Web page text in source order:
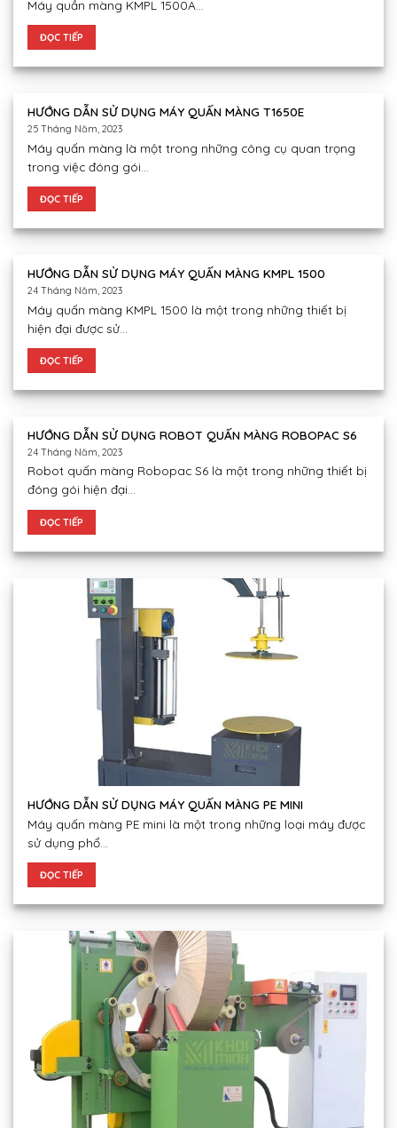
Máy quần màng KMPL 1500A...
ĐỌC TIẾP
HƯỚNG DẪN SỬ DỤNG MÁY QUẤN MÀNG T1650E
25 Tháng Năm, 2023
Máy quấn màng là một trong những công cụ quan trọng
trong việc đóng gói...
ĐỌC TIẾP
HƯỚNG DẪN SỬ DỤNG MÁY QUẤN MÀNG KMPL 1500
24 Tháng Năm, 2023
Máy quấn màng KMPL 1500 là một trong những thiết bị
hiện đại được sử...
ĐỌC TIẾP
HƯỚNG DẪN SỬ DỤNG ROBOT QUẤN MÀNG ROBOPAC S6
24 Tháng Năm, 2023
Robot quấn màng Robopac S6 là một trong những thiết bị
đóng gói hiện đại...
ĐỌC TIẾP
HƯỚNG DẪN SỬ DỤNG MÁY QUẤN MÀNG PE MINI
Máy quấn màng PE mini là một trong những loại máy được
sử dụng phổ...
ĐỌC TIẾP